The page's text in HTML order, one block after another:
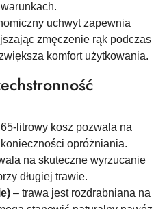
uchwyt zapewnia
zmęczenie rąk podczas
komfort użytkowania.
litrowy kosz pozwala na
konieczności opróżniania.
na skuteczne wyrzucanie
długiej trawie.
– trawa jest rozdrabniana na